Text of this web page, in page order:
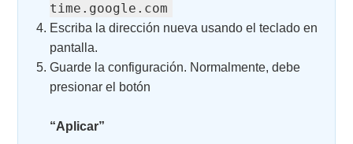
time.google.com
Escriba la dirección nueva usando el teclado en
pantalla.
Guarde la configuración. Normalmente, debe
presionar el botón
“Aplicar”